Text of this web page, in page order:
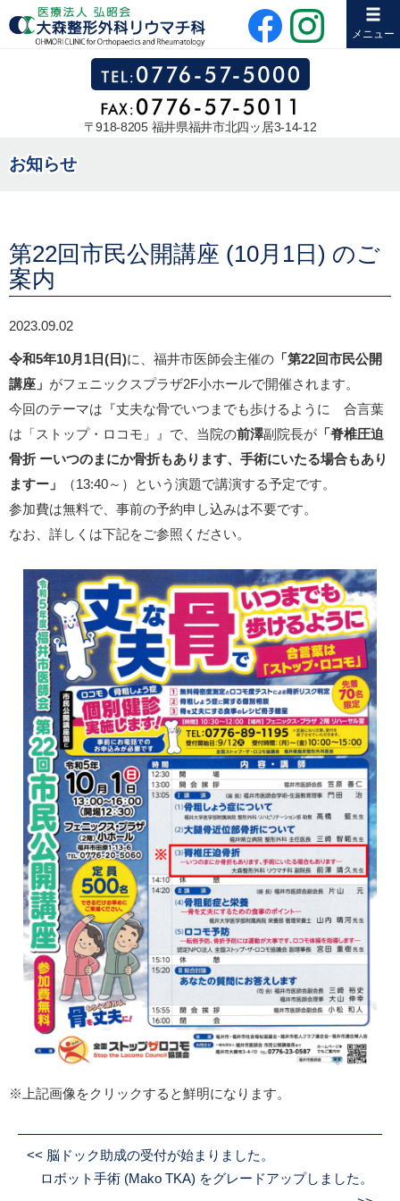
メニュー
〒918-8205 福井県福井市北四ッ居3-14-12
お知らせ
第22回市民公開講座 (10月1日) のご
案内
2023.09.02
令和5年10月1日(日)に、福井市医師会主催の 「第22回市民公開
講座」 がフェニックスプラザ2F小ホールで開催されます。
今回のテーマは『丈夫な骨でいつまでも歩けるように 合言葉
は「ストップ・ロコモ」』で、当院の前澤副院長が 「脊椎圧迫
骨折 ーいつのまにか骨折もあります、手術にいたる場合もあり
ますー」
（13:40～）という演題で講演する予定です。
参加費は無料で、事前の予約申し込みは不要です。
なお、詳しくは下記をご参照ください。
※上記画像をクリックすると鮮明になります。
<< 脳ドック助成の受付が始まりました。
ロボット手術 (Mako TKA) をグレードアップしました。